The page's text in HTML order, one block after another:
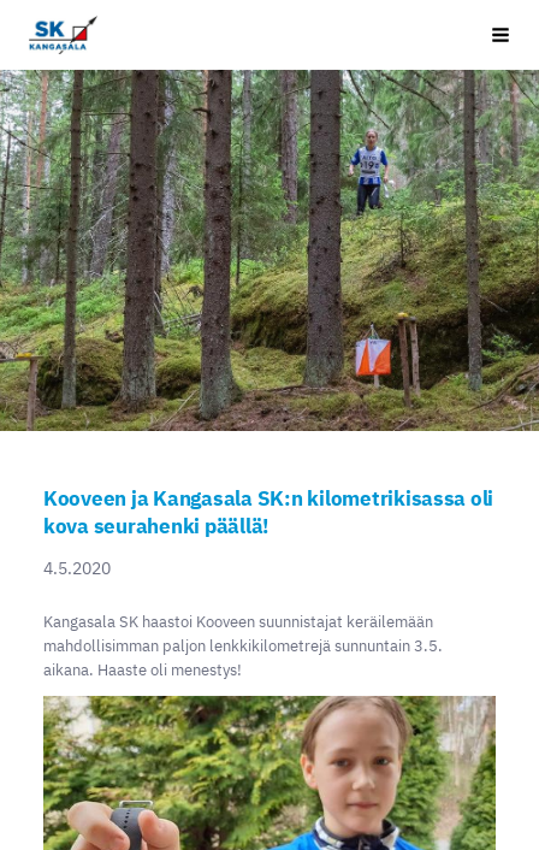
Siirry
sivun
sisältöön
Kangasala SK
Kooveen ja Kangasala SK:n kilometrikisassa oli
kova seurahenki päällä!
4.5.2020
Kangasala SK haastoi Kooveen suunnistajat keräilemään
mahdollisimman paljon lenkkikilometrejä sunnuntain 3.5.
aikana. Haaste oli menestys!